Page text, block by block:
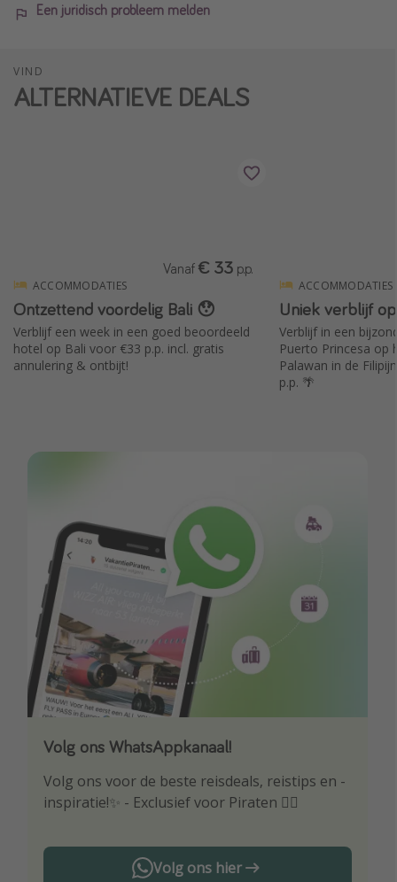
Een juridisch probleem melden
VIND
ALTERNATIEVE DEALS
ACCOMMODATIES
Ontzettend voordelig Bali 😯
Verblijf een week in een goed beoordeeld
hotel op Bali voor €33 p.p. incl. gratis
annulering & ontbijt!
Vanaf € 33 p.p.
ACCOMMODATIES
Uniek verblijf
Verblijf in een
Puerto Princesa op
Palawan in de
p.p. 🌴
Volg ons WhatsAppkanaal!
Volg ons voor de beste reisdeals, reistips en -
inspiratie!✨ - Exclusief voor Piraten 🏴‍☠️
Volg ons hier
Download onze app
Wees als eerste op de hoogte van de beste
reisaanbiedingen